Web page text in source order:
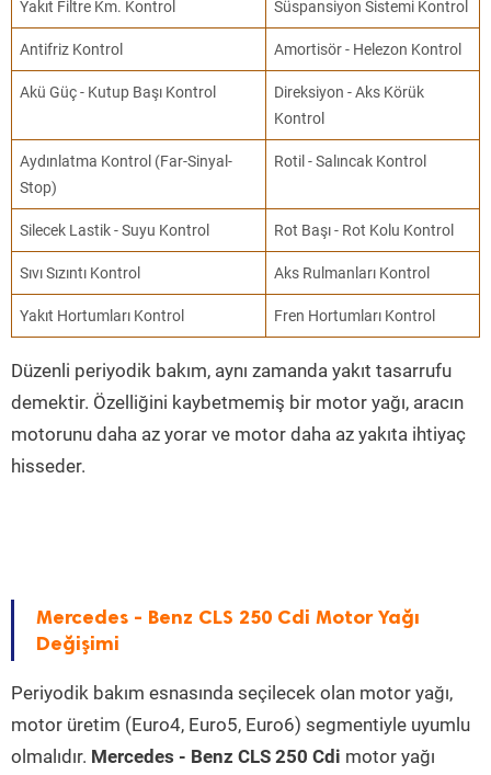
Yakıt Filtre Km. Kontrol Süspansiyon Sistemi Kontrol
Antifriz Kontrol Amortisör - Helezon Kontrol
Akü Güç - Kutup Başı Kontrol
Direksiyon - Aks Körük
Kontrol
Aydınlatma Kontrol (Far-Sinyal-
Stop)
Rotil - Salıncak Kontrol
Silecek Lastik - Suyu Kontrol Rot Başı - Rot Kolu Kontrol
Sıvı Sızıntı Kontrol Aks Rulmanları Kontrol
Yakıt Hortumları Kontrol Fren Hortumları Kontrol
Düzenli periyodik bakım, aynı zamanda yakıt tasarrufu
demektir. Özelliğini kaybetmemiş bir motor yağı, aracın
motorunu daha az yorar ve motor daha az yakıta ihtiyaç
hisseder.
Mercedes - Benz CLS 250 Cdi Motor Yağı
Değişimi
Periyodik bakım esnasında seçilecek olan motor yağı,
motor üretim (Euro4, Euro5, Euro6) segmentiyle uyumlu
olmalıdır. Mercedes - Benz CLS 250 Cdi motor yağı